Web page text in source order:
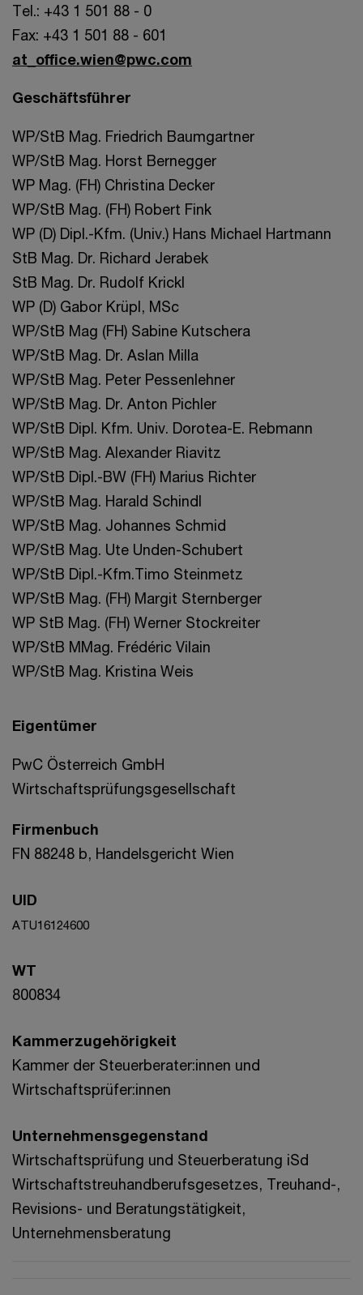
Tel.: +43 1 501 88 - 0
Fax: +43 1 501 88 - 601
at_office.wien@pwc.com
Geschäftsführer
WP/StB Mag. Friedrich Baumgartner
WP/StB Mag. Horst Bernegger
WP Mag. (FH) Christina Decker
WP/StB Mag. (FH) Robert Fink
WP (D) Dipl.-Kfm. (Univ.) Hans Michael Hartmann
StB Mag. Dr. Richard Jerabek
StB Mag. Dr. Rudolf Krickl
WP (D) Gabor Krüpl, MSc
WP/StB Mag (FH) Sabine Kutschera
WP/StB Mag. Dr. Aslan Milla
WP/StB Mag. Peter Pessenlehner
WP/StB Mag. Dr. Anton Pichler
WP/StB Dipl. Kfm. Univ. Dorotea-E. Rebmann
WP/StB Mag. Alexander Riavitz
WP/StB Dipl.-BW (FH) Marius Richter
WP/StB Mag. Harald Schindl
WP/StB Mag. Johannes Schmid
WP/StB Mag. Ute Unden-Schubert
WP/StB Dipl.-Kfm.Timo Steinmetz
WP/StB Mag. (FH) Margit Sternberger
WP StB Mag. (FH) Werner Stockreiter
WP/StB MMag. Frédéric Vilain
WP/StB Mag. Kristina Weis
Eigentümer
PwC Österreich GmbH
Wirtschaftsprüfungsgesellschaft
Firmenbuch
FN 88248 b, Handelsgericht Wien
UID
ATU16124600
WT
800834
Kammerzugehörigkeit
Kammer der Steuerberater:innen und
Wirtschaftsprüfer:innen
Unternehmensgegenstand
Wirtschaftsprüfung und Steuerberatung iSd
Wirtschaftstreuhandberufsgesetzes, Treuhand-,
Revisions- und Beratungstätigkeit,
Unternehmensberatung